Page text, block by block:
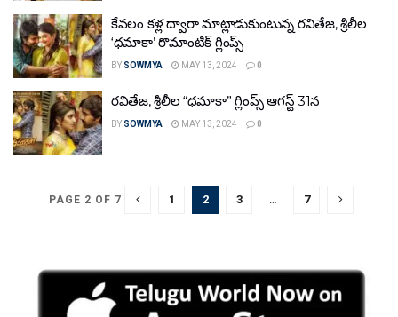
కేవలం కళ్ల ద్వారా మాట్లాడుకుంటున్న రవితేజ, శ్రీలీల
‘ధమాకా’ రొమాంటిక్ గ్లింప్స్
BY SOWMYA MAY 13, 2024 0
రవితేజ, శ్రీలీల “ధమాకా” గ్లింప్స్ ఆగస్ట్ 31న
BY SOWMYA MAY 13, 2024 0
PAGE 2 OF 7 1 2 3 … 7